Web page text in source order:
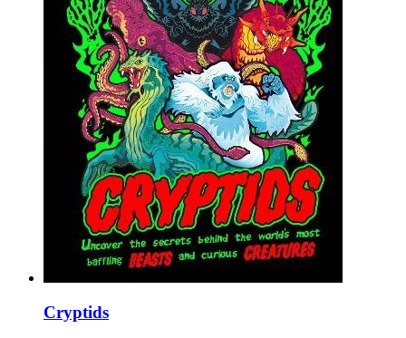
Cryptids